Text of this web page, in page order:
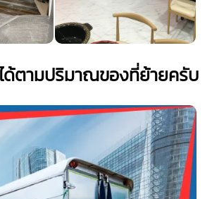
ด้ตามปริมาณของที่ย้ายครับ